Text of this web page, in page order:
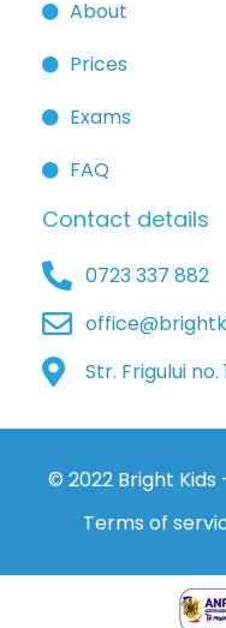
About
Prices
Exams
FAQ
Contact details
0723 337 882
Str. Frigului
© 2022 Bright
Terms of